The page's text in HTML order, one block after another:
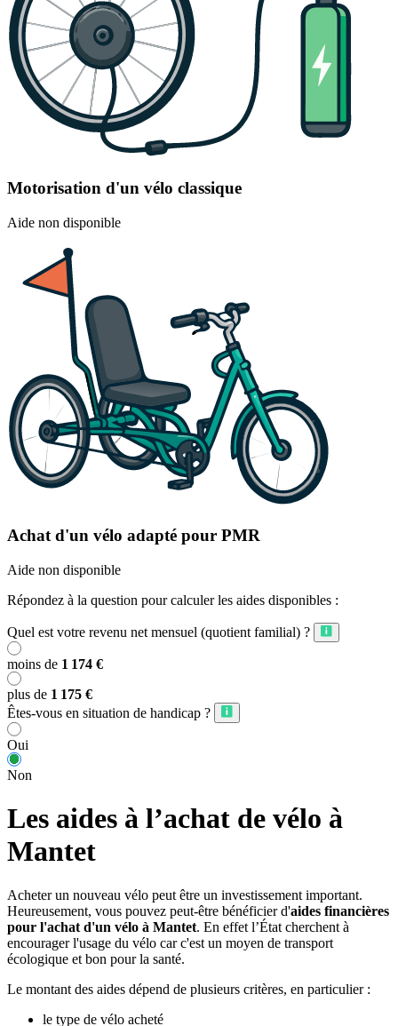
Motorisation d'un vélo classique
Aide non disponible
Achat d'un vélo adapté pour PMR
Aide non disponible
Répondez à la question pour calculer les aides disponibles :
Quel est votre revenu net mensuel (quotient familial) ?
moins de 1 174 €
plus de 1 175 €
Êtes-vous en situation de handicap ?
Oui
Non
Les aides à l’achat de vélo à
Mantet
Acheter un nouveau vélo peut être un investissement important.
Heureusement, vous pouvez peut-être bénéficier d'aides financières
pour l'achat d'un vélo à Mantet. En effet l’État cherchent à
encourager l'usage du vélo car c'est un moyen de transport
écologique et bon pour la santé.
Le montant des aides dépend de plusieurs critères, en particulier :
le type de vélo acheté